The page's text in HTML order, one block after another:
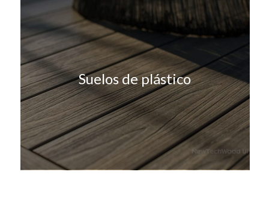
Suelos de plástico